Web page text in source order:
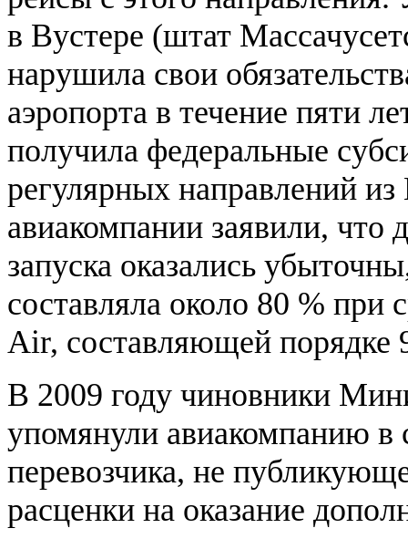
в Вустере (штат
нарушила свои
аэропорта в течение пяти
получила федеральные
регулярных направлений
авиакомпании заявили,
запуска оказались
составляла около 80 % при
Air, составляющей порядке
В 2009 году чиновники
упомянули авиакомпанию в
перевозчика, не
расценки на оказание